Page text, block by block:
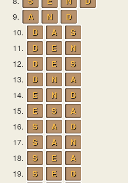
9.
A N
D
10.
D A
S
11.
D E
N
12.
D E
S
13.
D N
A
14.
E N
D
15.
E S
A
16.
S A
D
17.
S A
N
18.
S E
A
19.
S E
D